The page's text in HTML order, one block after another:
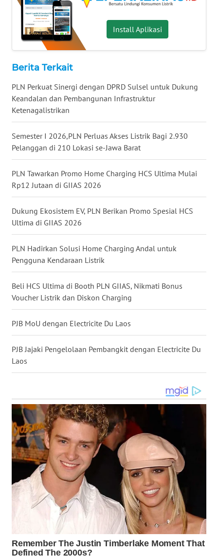
Install Aplikasi
Berita Terkait
PLN Perkuat Sinergi dengan DPRD Sulsel untuk Dukung
Keandalan dan Pembangunan Infrastruktur
Ketenagalistrikan
Semester I 2026,PLN Perluas Akses Listrik Bagi 2.930
Pelanggan di 210 Lokasi se-Jawa Barat
PLN Tawarkan Promo Home Charging HCS Ultima Mulai
Rp12 Jutaan di GIIAS 2026
Dukung Ekosistem EV, PLN Berikan Promo Spesial HCS
Ultima di GIIAS 2026
PLN Hadirkan Solusi Home Charging Andal untuk
Pengguna Kendaraan Listrik
Beli HCS Ultima di Booth PLN GIIAS, Nikmati Bonus
Voucher Listrik dan Diskon Charging
PJB MoU dengan Electricite Du Laos
PJB Jajaki Pengelolaan Pembangkit dengan Electricite Du
Laos
WN
KALTARA
WN
KALSEL
KALTIM
WN
SULSEL
WN
GORONTALO
WN
SULUT
WN
WN
WN
TOBA
WN
WN
LANGKAT
WN
TAPANULI
SELATAN
WN
TANJUNG
WN
KARO